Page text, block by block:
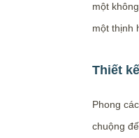
một
một thịnh
Thiết
Phong
chuộng